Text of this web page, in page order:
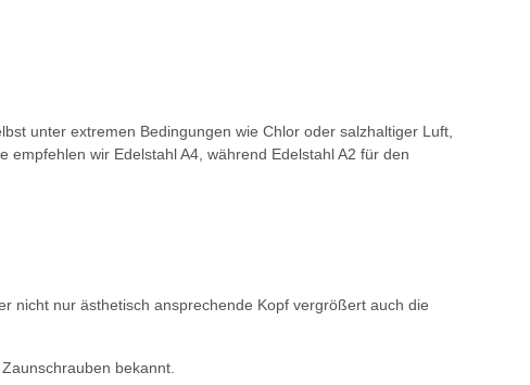
unter extremen Bedingungen wie Chlor oder salzhaltiger Luft,
wir Edelstahl A4, während Edelstahl A2 für den
nicht nur ästhetisch ansprechende Kopf vergrößert auch die
bekannt.